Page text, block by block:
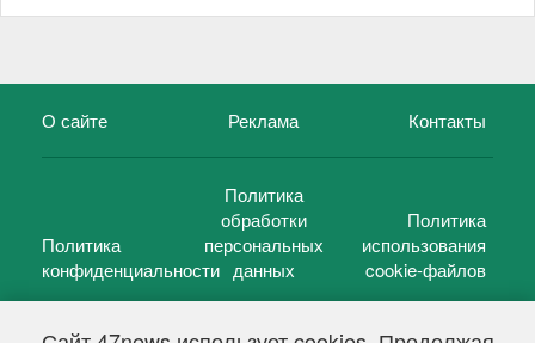
О сайте Реклама Контакты
Политика
конфиденциальности
Политика
обработки
персональных
данных
Политика
использования
cookie-файлов